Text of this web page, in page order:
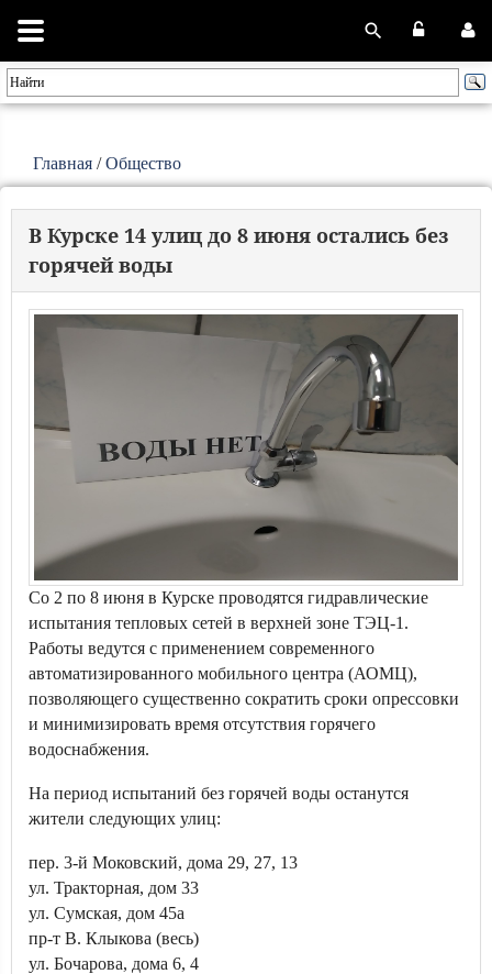
Главная /Общество
В Курске 14 улиц до 8 июня остались без
горячей воды
Со 2 по 8 июня в Курске проводятся гидравлические
испытания тепловых сетей в верхней зоне ТЭЦ-1.
Работы ведутся с применением современного
автоматизированного мобильного центра (АОМЦ),
позволяющего существенно сократить сроки опрессовки
и минимизировать время отсутствия горячего
водоснабжения.
На период испытаний без горячей воды останутся
жители следующих улиц:
пер. 3-й Моковский, дома 29, 27, 13
ул. Тракторная, дом 33
ул. Сумская, дом 45а
пр-т В. Клыкова (весь)
ул. Бочарова, дома 6, 4